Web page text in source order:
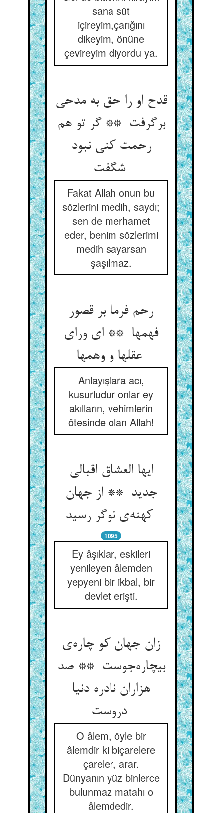
sana süt
içireyim,çarığını
dikeyim, önüne
çevireyim diyordu ya.
قدح او را حق به مدحی
برگرفت ** گر تو هم
رحمت کنی نبود
شگفت
Fakat Allah onun bu
sözlerini medih, saydı;
sen de merhamet
eder, benim sözlerimi
medih sayarsan
şaşılmaz.
رحم فرما بر قصور
فهمها ** ای ورای
Anlayışlara acı,
kusurludur onlar ey
akılların, vehimlerin
ötesinde olan Allah!
ایها العشاق اقبالی
جدید ** از جهان
1095
Ey âşıklar, eskileri
yenileyen âlemden
yepyeni bir ikbal, bir
devlet erişti.
زان جهان کو چاره‌ی
بیچاره‌جوست ** صد
هزاران نادره دنیا
دروست
O âlem, öyle bir
âlemdir ki biçarelere
çareler, arar.
Dünyanın yüz binlerce
bulunmaz matahı o
âlemdedir.